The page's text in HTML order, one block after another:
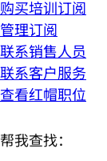
购买培训订阅
管理订阅
联系销售人员
联系客户服务
查看红帽职位
帮我查找：